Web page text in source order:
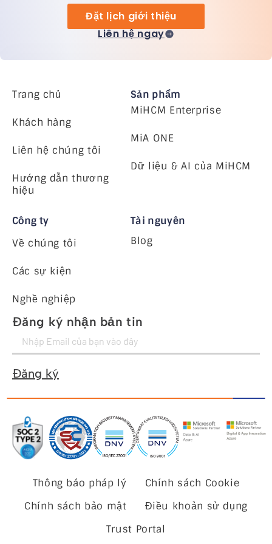
Đặt lịch giới thiệu
Liên hệ ngay
Trang chủ
Khách hàng
Liên hệ chúng tôi
Hướng dẫn thương
hiệu
Sản phẩm
MiHCM Enterprise
MiA ONE
Dữ liệu & AI của MiHCM
Công ty
Về chúng tôi
Các sự kiện
Nghề nghiệp
Tài nguyên
Blog
Đăng ký nhận bản tin
Đăng ký
Thông báo pháp lý
Chính sách Cookie
Chính sách bảo mật
Điều khoản sử dụng
Trust Portal